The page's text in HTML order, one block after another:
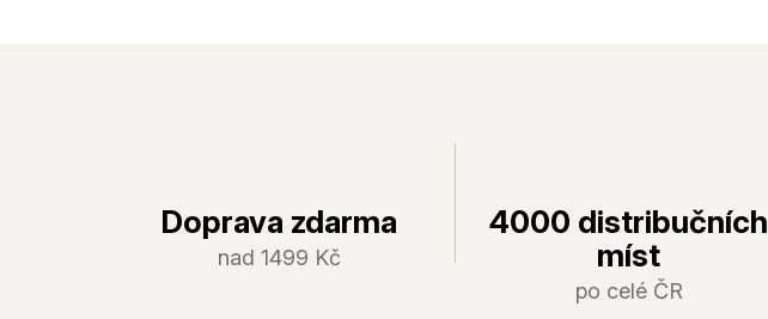
Doprava zdarma
nad 1499 Kč
4000 distribučních
míst
po celé ČR